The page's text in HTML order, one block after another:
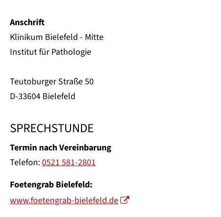
Anschrift
Klinikum Bielefeld - Mitte
Institut für Pathologie
Teutoburger Straße 50
D-33604 Bielefeld
SPRECHSTUNDE
Termin nach Vereinbarung
Telefon:0521 581-2801
Foetengrab Bielefeld:
www.foetengrab-bielefeld.de